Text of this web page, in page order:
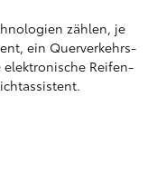
zählen, je
ein Querverkehrs-
elektronische Reifen-